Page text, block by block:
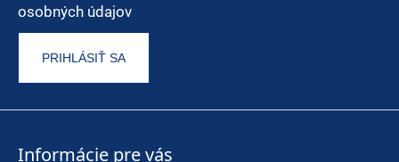
osobných údajov
PRIHLÁSIŤ SA
Informácie pre vás